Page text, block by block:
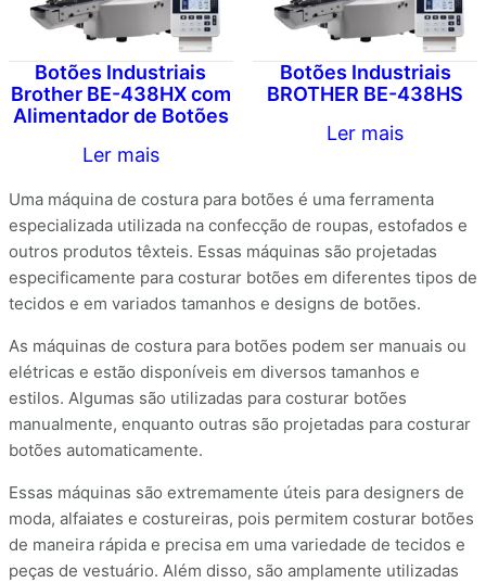
Botões Industriais
Brother BE-438HX com
Alimentador de Botões
Ler mais
Botões Industriais
BROTHER BE-438HS
Ler mais
Uma máquina de costura para botões é uma ferramenta
especializada utilizada na confecção de roupas, estofados e
outros produtos têxteis. Essas máquinas são projetadas
especificamente para costurar botões em diferentes tipos de
tecidos e em variados tamanhos e designs de botões.
As máquinas de costura para botões podem ser manuais ou
elétricas e estão disponíveis em diversos tamanhos e
estilos. Algumas são utilizadas para costurar botões
manualmente, enquanto outras são projetadas para costurar
botões automaticamente.
Essas máquinas são extremamente úteis para designers de
moda, alfaiates e costureiras, pois permitem costurar botões
de maneira rápida e precisa em uma variedade de tecidos e
peças de vestuário. Além disso, são amplamente utilizadas